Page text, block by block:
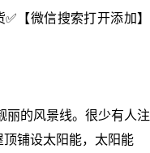
【微信搜索打开添加】
丽的风景线。很少有人注
铺设太阳能，太阳能